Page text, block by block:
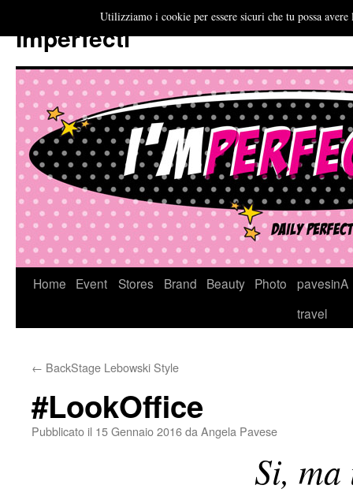
Imperfecti
VaiHome Event Stores Brand Beauty Photo
pavesinA
travel
← BackStage Lebowski Style
#LookOffice
Pubblicato il 15 Gennaio 2016da Angela Pavese
Si,
Utilizziamo i cookie per essere sicuri che tu possa